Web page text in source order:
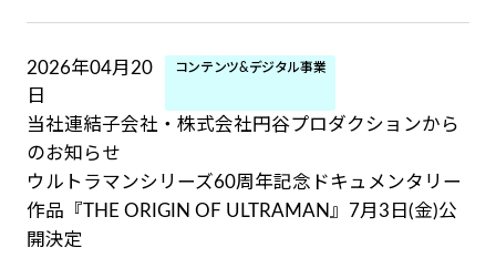
2026年04月20
日
コンテンツ&デジタル事業
当社連結子会社・株式会社円谷プロダクションから
のお知らせ
ウルトラマンシリーズ60周年記念ドキュメンタリー
作品『THE ORIGIN OF ULTRAMAN』7月3日(金)公
開決定